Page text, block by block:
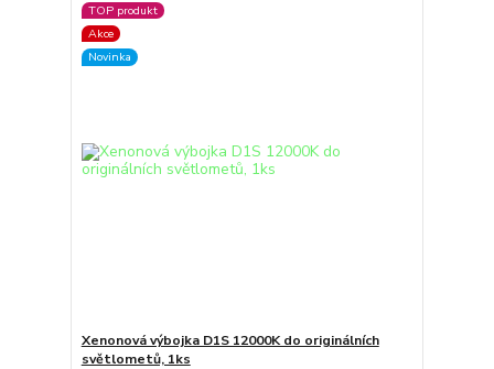
TOP produkt
Akce
Novinka
Xenonová výbojka D1S 12000K do originálních
světlometů, 1ks